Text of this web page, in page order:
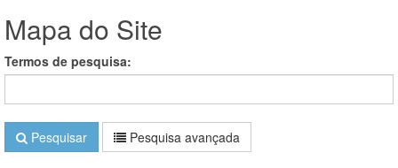
Mapa do Site
Termos de pesquisa:
Pesquisar Pesquisa avançada